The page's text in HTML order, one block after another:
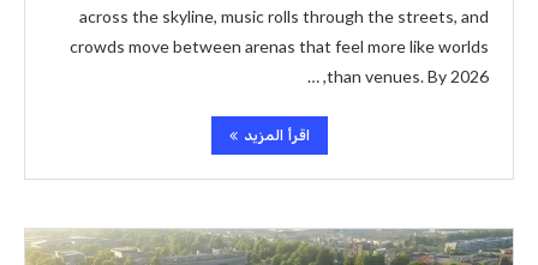
across the skyline, music rolls through the streets, and
crowds move between arenas that feel more like worlds
than venues. By 2026, …
اقرأ المزيد